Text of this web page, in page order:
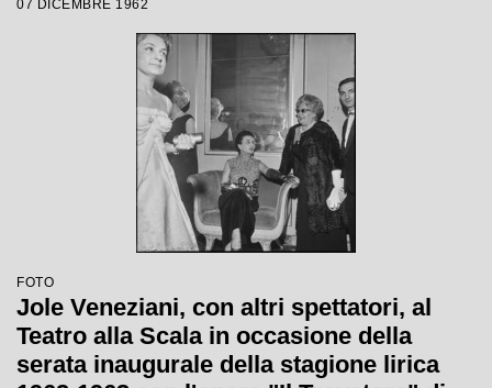
Giorgio De Lullo
07 DICEMBRE 1962
FOTO
Jole Veneziani, con altri spettatori, al
Teatro alla Scala in occasione della
serata inaugurale della stagione lirica